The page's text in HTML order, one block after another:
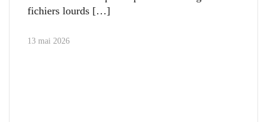
fichiers lourds
13 mai 2026